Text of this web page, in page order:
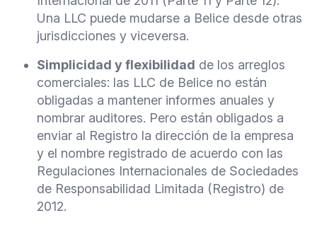
Una LLC puede mudarse a Belice desde otras
jurisdicciones y viceversa.
Simplicidad y flexibilidad de los arreglos
comerciales: las LLC de Belice no están
obligadas a mantener informes anuales y
nombrar auditores. Pero están obligados a
enviar al Registro la dirección de la empresa
y el nombre registrado de acuerdo con las
Regulaciones Internacionales de Sociedades
de Responsabilidad Limitada (Registro) de
2012.